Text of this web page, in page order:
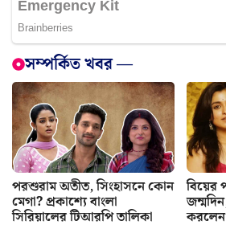
সম্পর্কিত খবর —
পরশুরাম অতীত, সিংহাসনে কোন
মেগা? প্রকাশ্যে বাংলা
সিরিয়ালের টিআরপি তালিকা
বিয়ের
করলেন